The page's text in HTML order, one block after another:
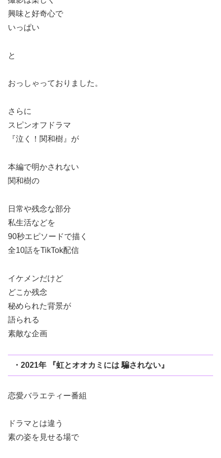
興味と好奇心で
いっぱい
と
おっしゃっておりました。
さらに
スピンオフドラマ
『泣く！関和樹』が
本編で明かされない
関和樹の
日常や残念な部分
私生活などを
90秒エピソードで描く
全10話をTikTok配信
イケメンだけど
どこか残念
秘められた背景が
語られる
素敵な企画
・2021年 『虹とオオカミには 騙されない』
恋愛バラエティー番組
ドラマとは違う
素の姿を見せる場で